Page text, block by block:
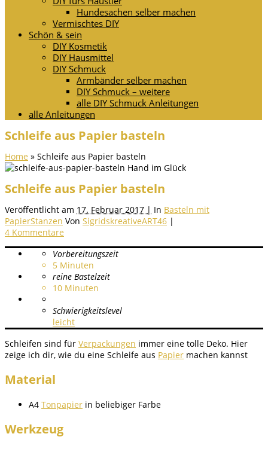
Hundesachen selber machen
Vermischtes DIY
Schön & sein
DIY Kosmetik
DIY Hausmittel
DIY Schmuck
Armbänder selber machen
DIY Schmuck – weitere
alle DIY Schmuck Anleitungen
alle Anleitungen
Schleife aus Papier basteln
Home » Schleife aus Papier basteln
Schleife aus Papier basteln
Veröffentlicht am 17. Februar 2017 | In Basteln mit
PapierStanzen Von SigridskreativeART46 |
4 Kommentare
Vorbereitungszeit
5 Minuten
reine Bastelzeit
10 Minuten
Schwierigkeitslevel
leicht
Schleifen sind für Verpackungen immer eine tolle Deko. Hier
zeige ich dir, wie du eine Schleife aus Papier machen kannst
Material
A4 Tonpapier in beliebiger Farbe
Werkzeug